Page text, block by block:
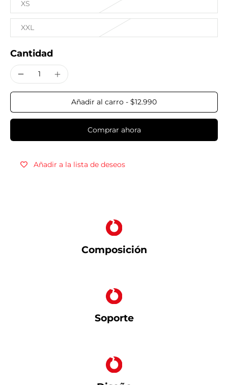
XS
XXL
Cantidad
Añadir al carro - $12.990
Comprar ahora
Añadir a la lista de deseos
Composición
Soporte